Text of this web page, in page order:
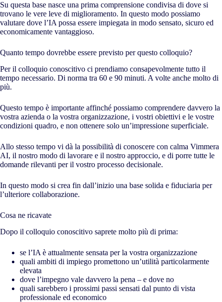
Su questa base nasce una prima comprensione condivisa di dove si
trovano le vere leve di miglioramento. In questo modo possiamo
valutare dove l’IA possa essere impiegata in modo sensato, sicuro ed
economicamente vantaggioso.
Quanto tempo dovrebbe essere previsto per questo colloquio?
Per il colloquio conoscitivo ci prendiamo consapevolmente tutto il
tempo necessario. Di norma tra 60 e 90 minuti. A volte anche molto di
più.
Questo tempo è importante affinché possiamo comprendere davvero la
vostra azienda o la vostra organizzazione, i vostri obiettivi e le vostre
condizioni quadro, e non ottenere solo un’impressione superficiale.
Allo stesso tempo vi dà la possibilità di conoscere con calma Vimmera
AI, il nostro modo di lavorare e il nostro approccio, e di porre tutte le
domande rilevanti per il vostro processo decisionale.
In questo modo si crea fin dall’inizio una base solida e fiduciaria per
l’ulteriore collaborazione.
Cosa ne ricavate
Dopo il colloquio conoscitivo saprete molto più di prima:
se l’IA è attualmente sensata per la vostra organizzazione
quali ambiti di impiego promettono un’utilità particolarmente
elevata
dove l’impegno vale davvero la pena – e dove no
quali sarebbero i prossimi passi sensati dal punto di vista
professionale ed economico